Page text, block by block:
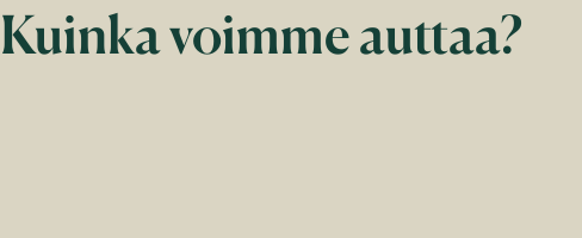
Kuinka voimme auttaa?